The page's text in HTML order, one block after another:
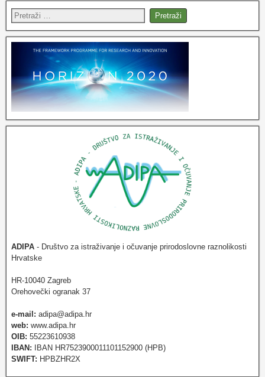
ADIPA - Društvo za istraživanje i očuvanje prirodoslovne raznolikosti
Hrvatske
HR-10040 Zagreb
Orehovečki ogranak 37
e-mail: adipa@adipa.hr
web: www.adipa.hr
OIB: 55223610938
IBAN: IBAN HR7523900011101152900 (HPB)
SWIFT: HPBZHR2X